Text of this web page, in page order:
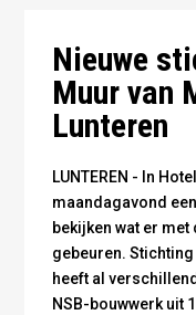
Nieuwe
Muur van
Lunteren
LUNTEREN - In
maandagavond
bekijken wat er
gebeuren.
heeft al
NSB-bouwwerk uit